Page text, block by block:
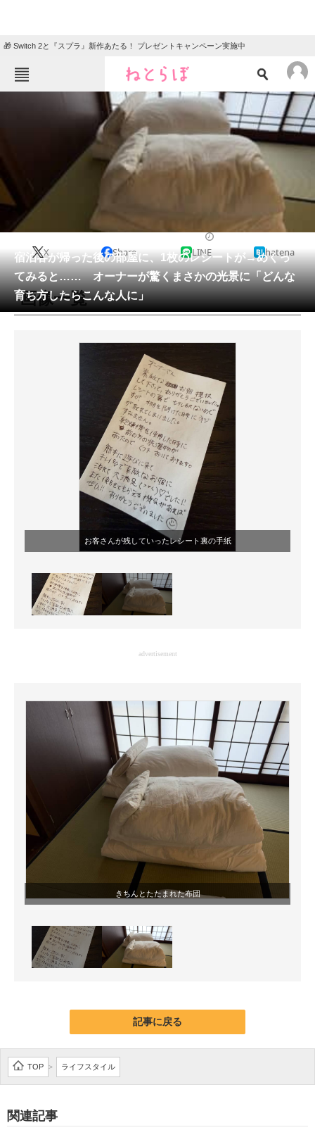
🎁 Switch 2と『スプラ』新作あたる！ プレゼントキャンペーン実施中
ニュース
地域
住まい
動物
会員記事
メディア
注目記事を集めた総合ページ
ITの今と未来を見通す
スマホと通信の最新トレンド
進化するPCとデバイスの未来
好きが集まる 比べて選べる
ビジネスと働き方のヒント
AI活用のいまが分かる
マーケ×ITの今がよく分かる
ITエンジニア向け専門サイト
製造業のIT導入・活用を支援
モノづくり技術者専門サイト
エレクトロニクス専門サイト
電子設計の基本と応用
エネルギーの専門メディア
建設×テクノロジーの最前線
ちょっと気になるネットの話題
宿泊客が帰った後の部屋に、1枚のレシートが→めくっ
てみると…… オーナーが驚くまさかの光景に「どんな
育ち方したらこんな人に」
X Share LINE hatena
画像一覧
お客さんが残していったレシート裏の手紙
advertisement
きちんとたたまれた布団
記事に戻る
TOP > ライフスタイル
関連記事